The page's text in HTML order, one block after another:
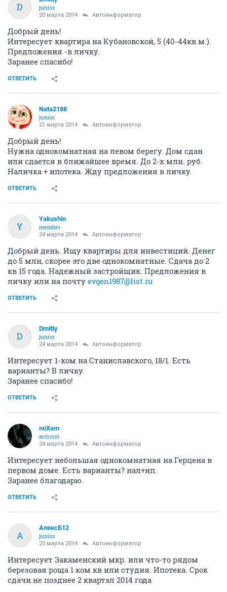
D
junior
20 марта 2014 Автоинформатор
Добрый день!
Интересует квартира на Кубановской, 5 (40-44кв.м.).
Предложения -в личку.
Заранее спасибо!
ОТВЕТИТЬ
Nata2188
junior
21 марта 2014 Автоинформатор
Добрый день!
Нужна однокомнатная на левом берегу. Дом сдан
или сдается в ближайшее время. До 2-х млн. руб.
Наличка + ипотека. Жду предложения в личку.
ОТВЕТИТЬ
Y
Yakushin
member
24 марта 2014 Автоинформатор
Добрый день. Ищу квартиры для инвестиций. Денег
до 5 млн, скорее это две однокомнатные. Сдача до 2
кв 15 года. Надежный застройщик. Предложения в
личку или на почту evgen1987@list.ru
ОТВЕТИТЬ
D
Dmitty
junior
24 марта 2014 Автоинформатор
Интересует 1-ком на Станиславского, 18/1. Есть
варианты? В личку.
Заранее спасибо!
ОТВЕТИТЬ
noXam
activist
24 марта 2014 Автоинформатор
Интересует небольшая однокомнатная на Герцена в
первом доме. Есть варианты? нал+ип.
Заранее благодарю.
ОТВЕТИТЬ
А
АлексБ12
junior
25 марта 2014 Автоинформатор
Интересует Закаменский мкр. или что-то рядом
березовая роща 1 ком кв или студия. Ипотека. Срок
сдачи не позднее 2 квартал 2014 года